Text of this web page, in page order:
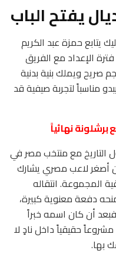
يفتح الباب
يتابع حمزة عبد الكريم
الإعداد مع الفريق
صريح ويملك بنية بدنية
مناسباً لتجربة صيفية قد
نهائياً
مع منتخب مصر في
أن يكون أصغر لاعب مصري يشارك
المجموعة. انتقاله
دفعة معنوية كبيرة،
أن كان اسمه خبراً
حقيقياً داخل نادٍ لا
بها.